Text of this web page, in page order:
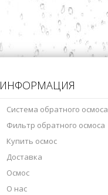
ИНФОРМАЦИЯ
Система обратного осмоса
Фильтр обратного осмоса
Купить осмос
Доставка
Осмос
О нас